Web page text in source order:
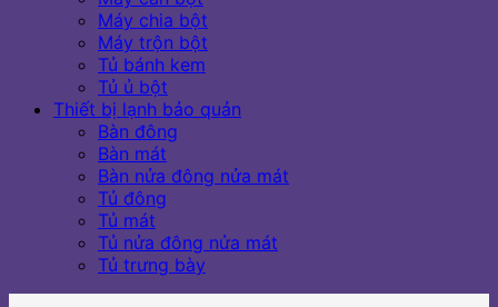
Máy chia bột
Máy trộn bột
Tủ bánh kem
Tủ ủ bột
Thiết bị lạnh bảo quản
Bàn đông
Bàn mát
Bàn nửa đông nửa mát
Tủ đông
Tủ mát
Tủ nửa đông nửa mát
Tủ trưng bày